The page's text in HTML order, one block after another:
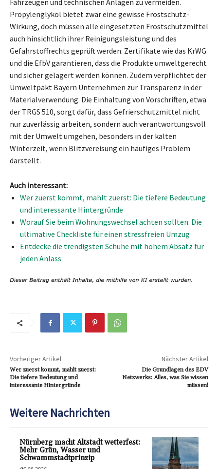
Propylenglykol bietet zwar eine gewisse Frostschutz-
Wirkung, doch müssen alle eingesetzten Frostschutzmittel
auch hinsichtlich ihrer Reinigungsleistung und des
Gefahrstoffrechts geprüft werden. Zertifikate wie das KrWG
und die EfbV garantieren, dass die Produkte umweltgerecht
und sicher gelagert werden können. Zudem verpflichtet der
Umweltpakt Bayern Unternehmen zur Transparenz in der
Materialverwendung. Die Einhaltung von Vorschriften, etwa
der TRGS 510, sorgt dafür, dass Gefrierschutzmittel nicht
nur zuverlässig arbeiten, sondern auch verantwortungsvoll
mit der Umwelt umgehen, besonders in der kalten
Winterzeit, wenn Blitzvereisung ein häufiges Problem
darstellt.
Auch interessant:
Wer zuerst kommt, mahlt zuerst: Die tiefere Bedeutung
und interessante Hintergründe
Worauf Sie beim Wohnungswechsel achten sollten: Die
ultimative Checkliste für einen stressfreien Umzug
Entdecke die trendigsten Schuhe mit hohem Absatz für
jeden Anlass
Vorheriger Artikel
Wer zuerst kommt, mahlt zuerst:
Die tiefere Bedeutung und
interessante Hintergründe
Nächster Artikel
Die Grundlagen des EDV
Netzwerks: Alles, was Sie wissen
müssen!
Weitere Nachrichten
Nürnberg macht Altstadt wetterfest:
Mehr Grün, Wasser und
Schwammstadtprinzip